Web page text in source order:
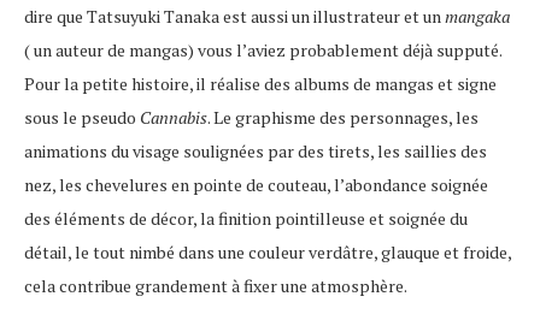
dire que Tatsuyuki Tanaka est aussi un illustrateur et un mangaka
( un auteur de mangas) vous l’aviez probablement déjà supputé.
Pour la petite histoire, il réalise des albums de mangas et signe
sous le pseudo Cannabis. Le graphisme des personnages, les
animations du visage soulignées par des tirets, les saillies des
nez, les chevelures en pointe de couteau, l’abondance soignée
des éléments de décor, la finition pointilleuse et soignée du
détail, le tout nimbé dans une couleur verdâtre, glauque et froide,
cela contribue grandement à fixer une atmosphère.